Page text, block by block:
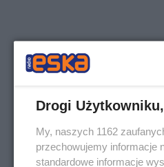
Drogi Użytkowniku,
My, naszych 1162
przechowujemy informacje
standardowe informacje